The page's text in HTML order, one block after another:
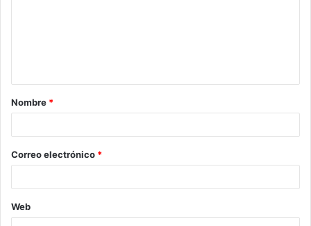
a
r
*
Nombre *
Correo electrónico *
Web